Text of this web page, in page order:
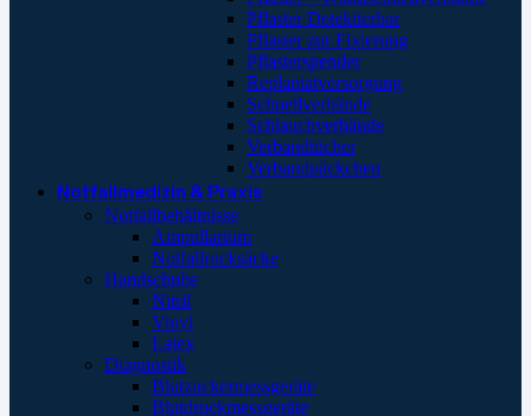
Pflaster Detektierbar
Pflaster zur Fixierung
Pflasterspender
Replantatversorgung
Schnellverbände
Schlauchverbände
Verbandtücher
Verbandpäckchen
Notfallmedizin & Praxis
Notfallbehältnisse
Ampullarium
Notfallrucksäcke
Handschuhe
Nitril
Vinyl
Latex
Diagnostik
Blutzuckermessgeräte
Blutdruckmessgeräte